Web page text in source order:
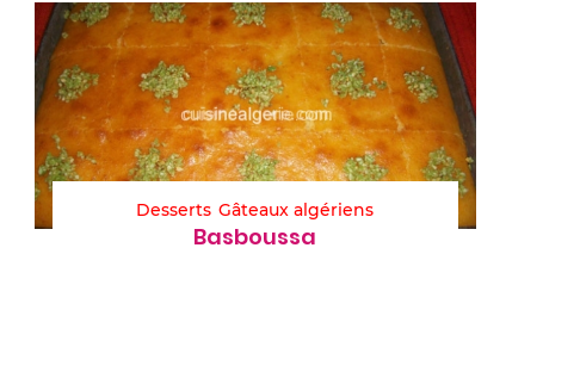
Desserts Gâteaux algériens
Basboussa